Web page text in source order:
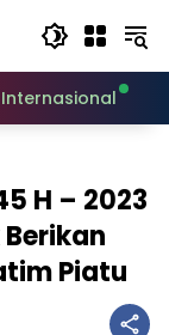
Internasional
H – 2023
Piatu